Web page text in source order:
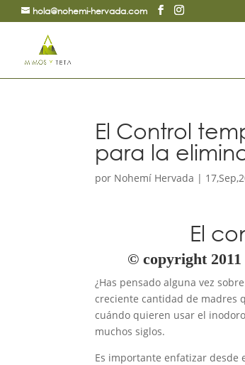
hola@nohemi-hervada.com
El Control
para la
por Nohemí Hervada |
El
© copyright
¿Has pensado alguna vez
creciente cantidad de madres
cuándo quieren usar el
muchos siglos.
Es importante enfatizar desde